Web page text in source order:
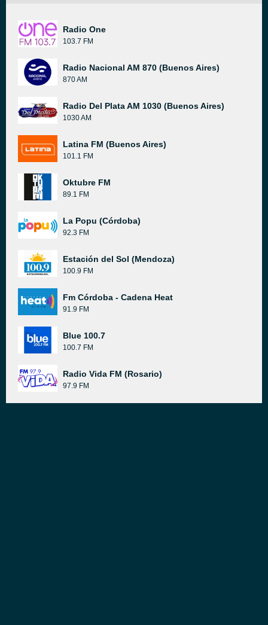
Radio One
103.7 FM
Radio Nacional AM 870 (Buenos Aires)
870 AM
Radio Del Plata AM 1030 (Buenos Aires)
1030 AM
Latina FM (Buenos Aires)
101.1 FM
Oktubre FM
89.1 FM
La Popu (Córdoba)
92.3 FM
Estación del Sol (Mendoza)
100.9 FM
Fm Córdoba - Cadena Heat
91.9 FM
Blue 100.7
100.7 FM
Radio Vida FM (Rosario)
97.9 FM